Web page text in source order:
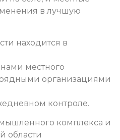
в лучшую
находится в
местного
организациями
контроле.
комплекса и
области